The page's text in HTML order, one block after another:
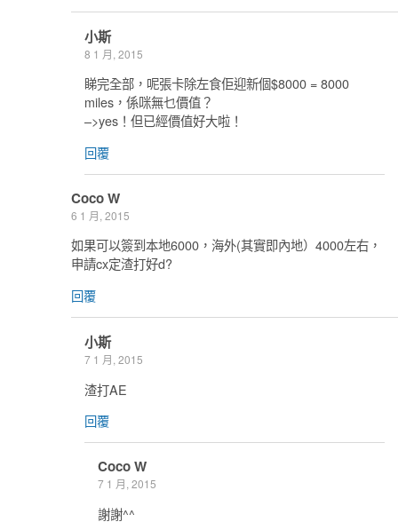
小斯
8 1 月, 2015
睇完全部，呢張卡除左食佢迎新個$8000 = 8000
miles，係咪無乜價值？
–>yes！但已經價值好大啦！
回覆
Coco W
6 1 月, 2015
如果可以簽到本地6000，海外(其實即內地）4000左右，
申請cx定渣打好d?
回覆
小斯
7 1 月, 2015
渣打AE
回覆
Coco W
7 1 月, 2015
謝謝^^